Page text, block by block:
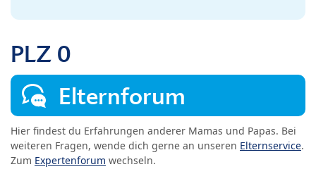
PLZ 0
Elternforum
Hier findest du Erfahrungen anderer Mamas und Papas. Bei
weiteren Fragen, wende dich gerne an unseren Elternservice.
Zum Expertenforum wechseln.